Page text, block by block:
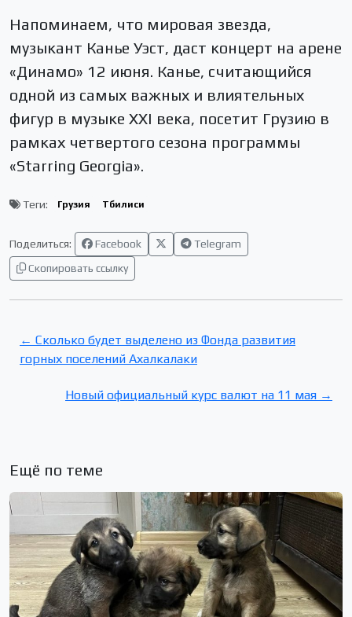
Напоминаем, что мировая звезда,
музыкант Канье Уэст, даст концерт на арене
«Динамо» 12 июня. Канье, считающийся
одной из самых важных и влиятельных
фигур в музыке XXI века, посетит Грузию в
рамках четвертого сезона программы
«Starring Georgia».
Теги: Грузия Тбилиси
Поделиться: Facebook
Telegram
Скопировать ссылку
← Сколько будет выделено из Фонда развития
горных поселений Ахалкалаки
Новый официальный курс валют на 11 мая →
Ещё по теме